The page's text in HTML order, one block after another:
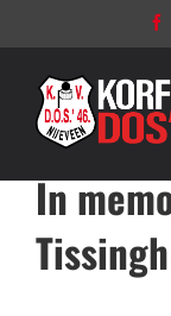
naar
In
Tissingh